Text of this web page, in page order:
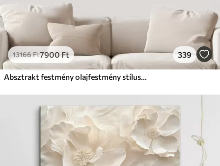
13166Ft7900Ft 339
Absztrakt festmény olajfestmény stílusban